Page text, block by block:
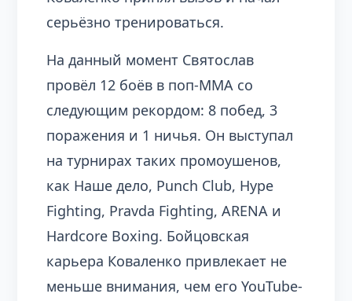
серьёзно тренироваться.
На данный момент Святослав
провёл 12 боёв в поп-ММА со
следующим рекордом: 8 побед, 3
поражения и 1 ничья. Он выступал
на турнирах таких промоушенов,
как Наше дело, Punch Club, Hype
Fighting, Pravda Fighting, ARENA и
Hardcore Boxing. Бойцовская
карьера Коваленко привлекает не
меньше внимания, чем его YouTube-